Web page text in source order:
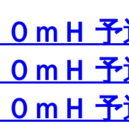
ｍＨ
ｍＨ
ｍＨ